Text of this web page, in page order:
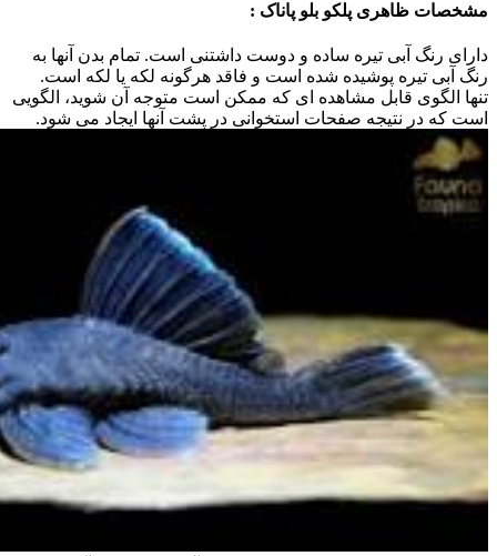
مشخصات ظاهری پلکو بلو پاناک :
دارای رنگ آبی تیره ساده و دوست داشتنی است. تمام بدن آنها به
رنگ آبی تیره پوشیده شده است و فاقد هرگونه لکه یا لکه است.
تنها الگوی قابل مشاهده ای که ممکن است متوجه آن شوید، الگویی
است که در نتیجه صفحات استخوانی در پشت آنها ایجاد می شود.